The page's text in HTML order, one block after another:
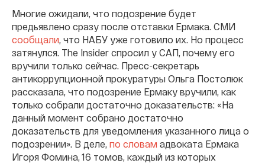
Многие ожидали, что подозрение будет
предьявлено сразу после отставки Ермака. СМИ
сообщали , что НАБУ уже готовило их. Но процесс
затянулся. The Insider спросил у САП, почему его
вручили только сейчас. Пресс-секретарь
антикоррупционной прокуратуры Ольга Постолюк
рассказала, что подозрение Ермаку вручили, как
только собрали достаточно доказательств: «На
данный момент собрано достаточно
доказательств для уведомления указанного лица о
подозрении». В деле, по словам адвоката Ермака
Игоря Фомина, 16 томов, каждый из которых